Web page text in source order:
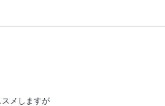
メしますが